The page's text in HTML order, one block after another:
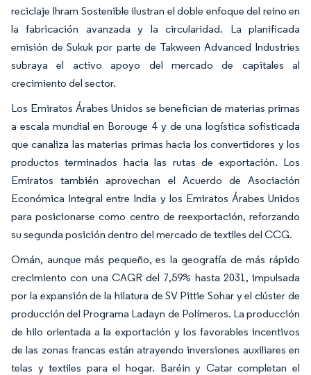
reciclaje Ihram Sostenible ilustran el doble enfoque del reino en
la fabricación avanzada y la circularidad. La planificada
emisión de Sukuk por parte de Takween Advanced Industries
subraya el activo apoyo del mercado de capitales al
crecimiento del sector.
Los Emiratos Árabes Unidos se benefician de materias primas
a escala mundial en Borouge 4 y de una logística sofisticada
que canaliza las materias primas hacia los convertidores y los
productos terminados hacia las rutas de exportación. Los
Emiratos también aprovechan el Acuerdo de Asociación
Económica Integral entre India y los Emiratos Árabes Unidos
para posicionarse como centro de reexportación, reforzando
su segunda posición dentro del mercado de textiles del CCG.
Omán, aunque más pequeño, es la geografía de más rápido
crecimiento con una CAGR del 7,59% hasta 2031, impulsada
por la expansión de la hilatura de SV Pittie Sohar y el clúster de
producción del Programa Ladayn de Polímeros. La producción
de hilo orientada a la exportación y los favorables incentivos
de las zonas francas están atrayendo inversiones auxiliares en
telas y textiles para el hogar. Baréin y Catar completan el